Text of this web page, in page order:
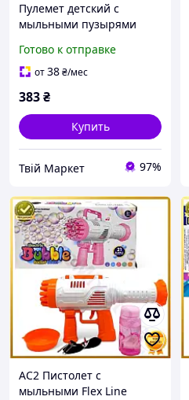
Пулемет детский с
мыльными пузырями
ES-80
Готово к отправке
от38₴/мес
383₴
Купить
Твій Маркет 97%
AC2 Пистолет с
мыльными Flex Line